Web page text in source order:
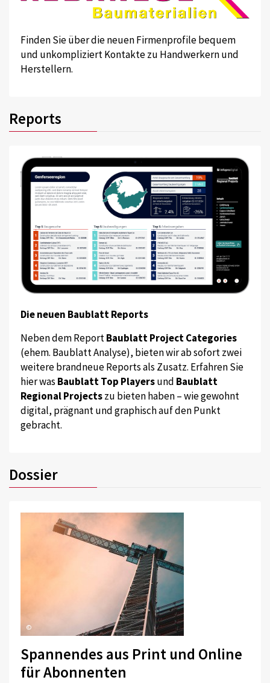
Finden Sie über die neuen Firmenprofile bequem
und unkompliziert Kontakte zu Handwerkern und
Herstellern.
Reports
Die neuen Baublatt Reports
Neben dem ReportBaublatt Project Categories
(ehem. Baublatt Analyse), bieten wir ab sofort zwei
weitere brandneue Reports als Zusatz. Erfahren Sie
hier was Baublatt Top Playersund Baublatt
Regional Projectszu bieten haben – wie gewohnt
digital, prägnant und graphisch auf den Punkt
gebracht.
Dossier
©
Spannendes aus Print und Online
für Abonnenten